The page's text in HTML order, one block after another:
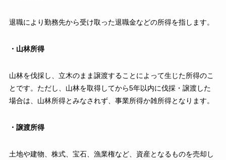
退職により勤務先から受け取った退職金などの所得を指します。
・山林所得
山林を伐採し、立木のまま譲渡することによって生じた所得のこ
とです。ただし、山林を取得してから5年以内に伐採・譲渡した
場合は、山林所得とみなされず、事業所得か雑所得となります。
・譲渡所得
土地や建物、株式、宝石、漁業権など、資産となるものを売却し